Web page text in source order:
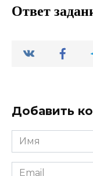
Ответ
Добавить
Имя
*
Email